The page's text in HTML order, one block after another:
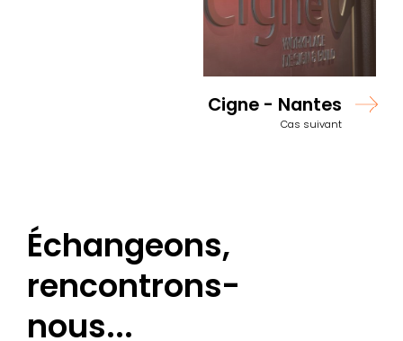
Cigne - Nantes
Cas suivant
Échangeons,
rencontrons-
nous...